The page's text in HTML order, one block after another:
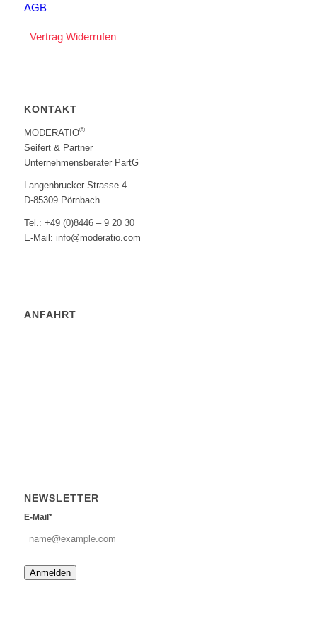
AGB
Vertrag Widerrufen
KONTAKT
MODERATIO®
Seifert & Partner
Unternehmensberater PartG
Langenbrucker Strasse 4
D-85309 Pörnbach
Tel.: +49 (0)8446 – 9 20 30
E-Mail: info@moderatio.com
ANFAHRT
NEWSLETTER
E-Mail*
Anmelden